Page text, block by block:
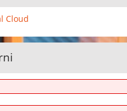
Cloud